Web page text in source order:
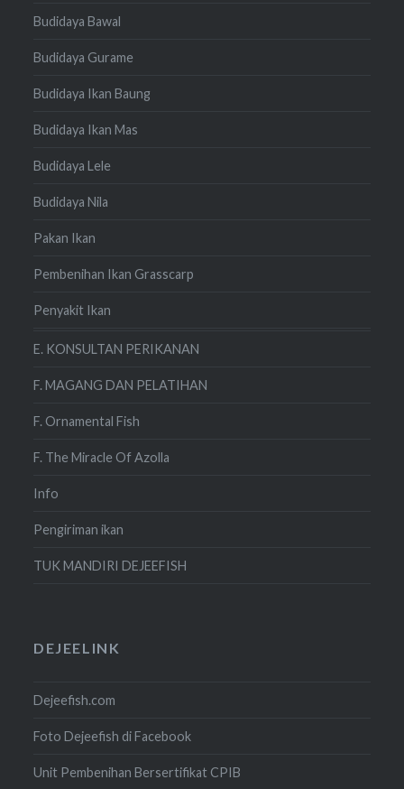
Budidaya Bawal
Budidaya Gurame
Budidaya Ikan Baung
Budidaya Ikan Mas
Budidaya Lele
Budidaya Nila
Pakan Ikan
Pembenihan Ikan Grasscarp
Penyakit Ikan
E. KONSULTAN PERIKANAN
F. MAGANG DAN PELATIHAN
F. Ornamental Fish
F. The Miracle Of Azolla
Info
Pengiriman ikan
TUK MANDIRI DEJEEFISH
DEJEELINK
Dejeefish.com
Foto Dejeefish di Facebook
Unit Pembenihan Bersertifikat CPIB